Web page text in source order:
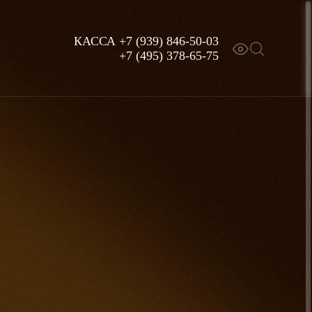
КАССА +7 (939) 846-50-03
+7 (495) 378-65-75